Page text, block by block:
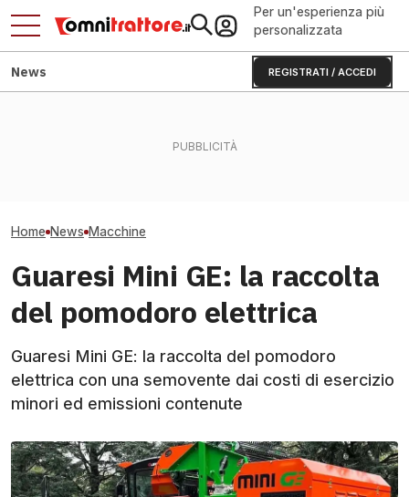
Per un'esperienza più
personalizzata
REGISTRATI / ACCEDI
News
Home News Macchine
Guaresi Mini GE: la raccolta
del pomodoro elettrica
Guaresi Mini GE: la raccolta del pomodoro
elettrica con una semovente dai costi di esercizio
minori ed emissioni contenute